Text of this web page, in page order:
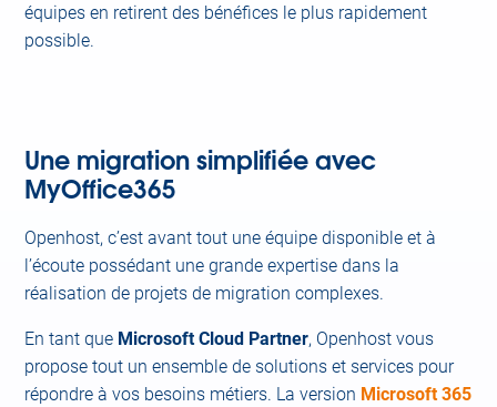
équipes en retirent des bénéfices le plus rapidement
possible.
Une migration simplifiée avec
MyOffice365
Openhost, c’est avant tout une équipe disponible et à
l’écoute possédant une grande expertise dans la
réalisation de projets de migration complexes.
En tant que Microsoft Cloud Partner, Openhost vous
propose tout un ensemble de solutions et services pour
répondre à vos besoins métiers. La version Microsoft 365